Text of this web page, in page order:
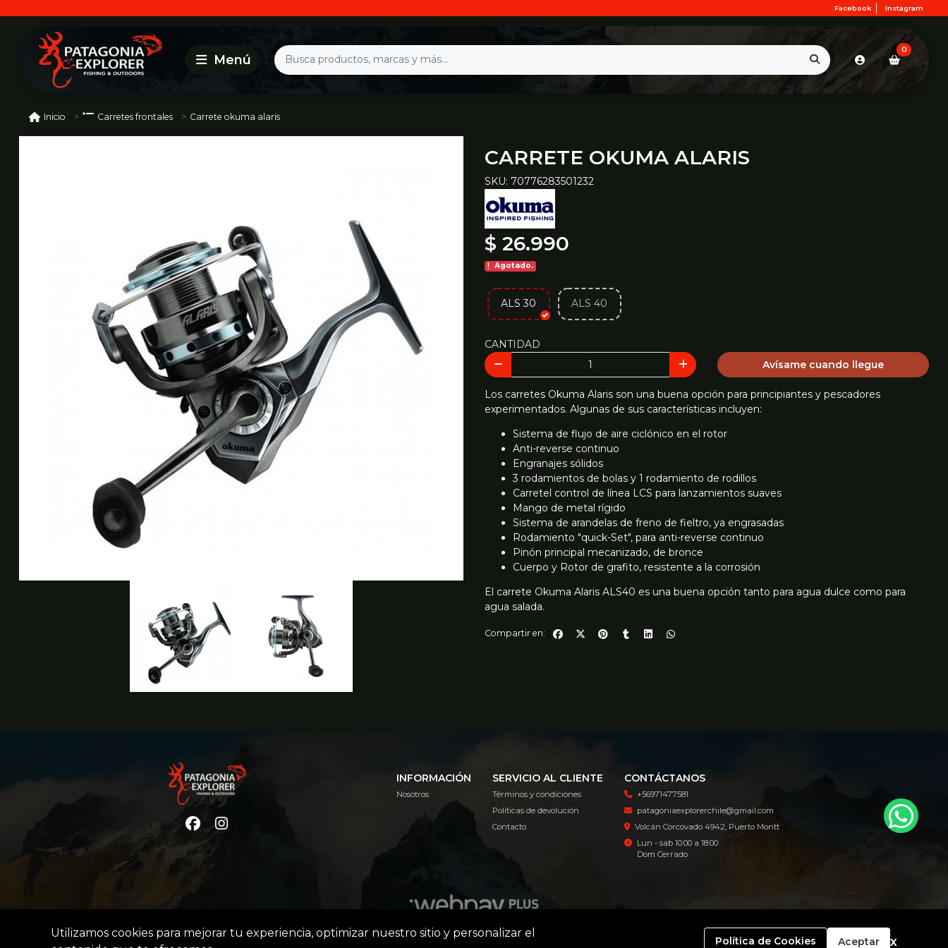
Facebook Instagram
0
Inicio Carretes frontales Carrete okuma alaris
CARRETE OKUMA ALARIS
SKU: 70776283501232
$ 26.990
Agotado.
ALS 30 ALS 40
CANTIDAD
Avísame cuando llegue
Los carretes Okuma Alaris son una buena opción para principiantes y pescadores
experimentados. Algunas de sus características incluyen:
Sistema de flujo de aire ciclónico en el rotor
Anti-reverse continuo
Engranajes sólidos
3 rodamientos de bolas y 1 rodamiento de rodillos
Carretel control de línea LCS para lanzamientos suaves
Mango de metal rígido
Sistema de arandelas de freno de fieltro, ya engrasadas
Rodamiento "quick-Set", para anti-reverse continuo
Pinón principal mecanizado, de bronce
Cuerpo y Rotor de grafito, resistente a la corrosión
El carrete Okuma Alaris ALS40 es una buena opción tanto para agua dulce como para
agua salada.
Compartir en:
INFORMACIÓN
Nosotros
SERVICIO AL CLIENTE
Términos y condiciones
Políticas de devolución
Contacto
CONTÁCTANOS
+56971477581
patagoniaexplorerchile@gmail.com
Volcán Corcovado 4942, Puerto Montt
Lun - sab 10:00 a 18:00
Dom Cerrado
Utilizamos cookies para mejorar tu experiencia, optimizar nuestro sitio y personalizar el
Política de Cookies Aceptar x